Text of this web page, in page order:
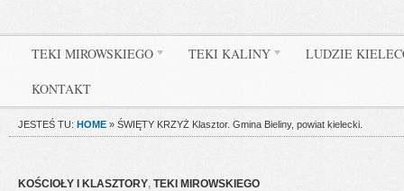
TEKI MIROWSKIEGO TEKI KALINY LUDZIE
KONTAKT
JESTEŚ TU: HOME » ŚWIĘTY KRZYŻ Klasztor. Gmina Bieliny, powiat kielecki.
KOŚCIOŁY I KLASZTORY, TEKI MIROWSKIEGO